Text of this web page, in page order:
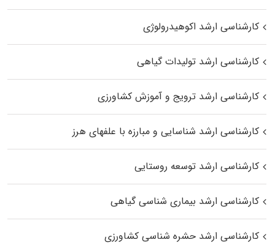
کارشناسی ارشد اکوهیدرولوژی
کارشناسی ارشد تولیدات گیاهی
کارشناسی ارشد ترویج و آموزش کشاورزی
کارشناسی ارشد شناسایی و مبارزه با علفهای هرز
کارشناسی ارشد توسعه روستایی
کارشناسی ارشد بیماری‌ شناسی گیاهی
کارشناسی ارشد حشره‌ شناسی کشاورزی